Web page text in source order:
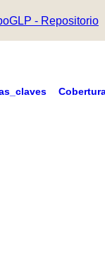
- Repositorio